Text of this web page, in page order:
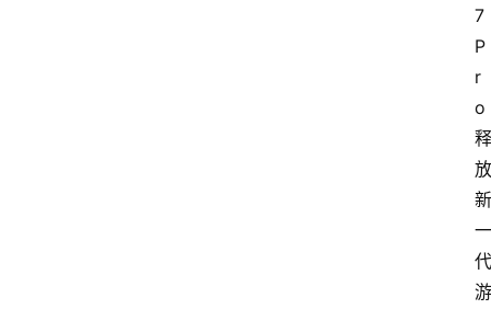
7
P
r
o
释
放
新
一
代
游